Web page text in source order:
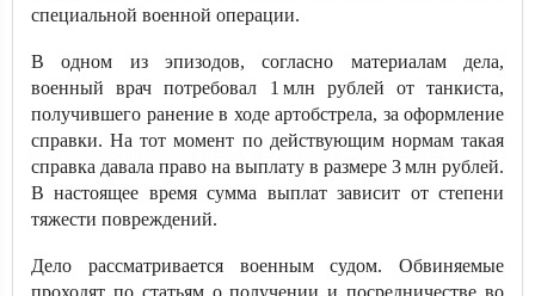
специальной военной операции.
В одном из эпизодов, согласно материалам дела,
военный врач потребовал 1 млн рублей от танкиста,
получившего ранение в ходе артобстрела, за оформление
справки. На тот момент по действующим нормам такая
справка давала право на выплату в размере 3 млн рублей.
В настоящее время сумма выплат зависит от степени
тяжести повреждений.
Дело рассматривается военным судом. Обвиняемые
проходят по статьям о получении и посредничестве во